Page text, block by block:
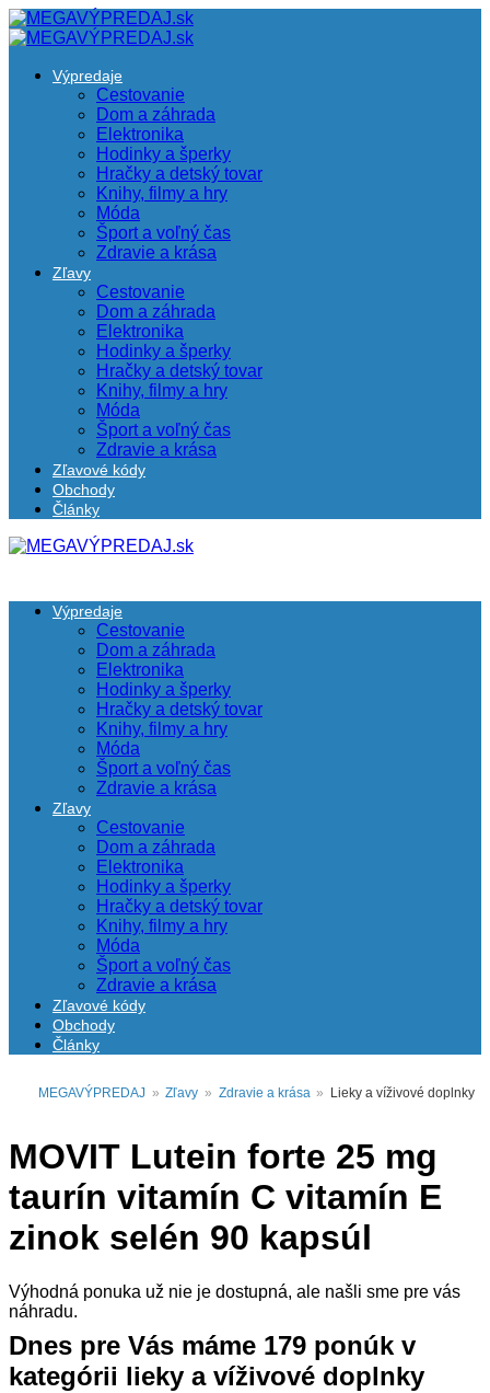
Výpredaje
Cestovanie
Dom a záhrada
Elektronika
Hodinky a šperky
Hračky a detský tovar
Knihy, filmy a hry
Móda
Šport a voľný čas
Zdravie a krása
Zľavy
Cestovanie
Dom a záhrada
Elektronika
Hodinky a šperky
Hračky a detský tovar
Knihy, filmy a hry
Móda
Šport a voľný čas
Zdravie a krása
Zľavové kódy
Obchody
Články
Výpredaje
Cestovanie
Dom a záhrada
Elektronika
Hodinky a šperky
Hračky a detský tovar
Knihy, filmy a hry
Móda
Šport a voľný čas
Zdravie a krása
Zľavy
Cestovanie
Dom a záhrada
Elektronika
Hodinky a šperky
Hračky a detský tovar
Knihy, filmy a hry
Móda
Šport a voľný čas
Zdravie a krása
Zľavové kódy
Obchody
Články
MEGAVÝPREDAJ » Zľavy » Zdravie a krása » Lieky a víživové doplnky
MOVIT Lutein forte 25 mg
taurín vitamín C vitamín E
zinok selén 90 kapsúl
Výhodná ponuka už nie je dostupná, ale našli sme pre vás
náhradu.
Dnes pre Vás máme 179 ponúk v
kategórii lieky a víživové doplnky